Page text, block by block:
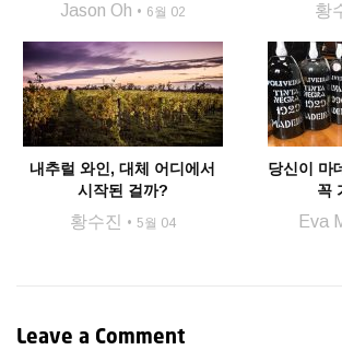
Jason Oh 6월 02 황
내추럴 와인, 대체 어디에서
시작된 걸까?
황수진 5월 04
당신이 마
꼭
Eva
Leave a Comment